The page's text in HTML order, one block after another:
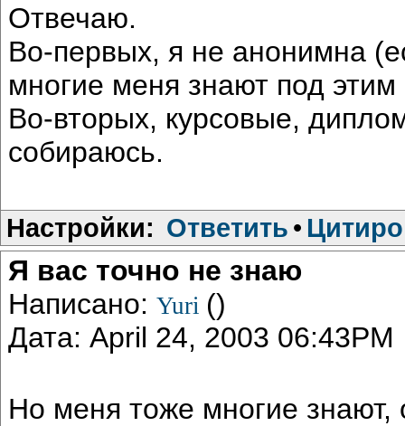
Отвечаю.
Во-первых, я не анонимна
многие меня знают под этим
Во-вторых, курсовые,
собираюсь.
Настройки: Ответить •
Я вас точно не знаю
Написано: Yuri ()
Дата: April 24, 2003 06:43PM
Но меня тоже многие